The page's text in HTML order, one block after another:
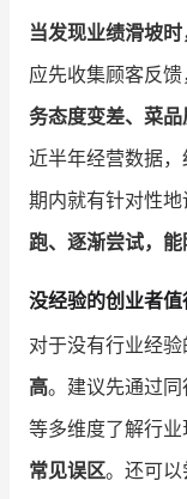
当发现业绩滑坡
应先收集顾客反馈
务态度变差、菜品
近半年经营数据
期内就有针对性地
跑、逐渐尝试，
没经验的创业者值
对于没有行业经验
高。建议先通过
等多维度了解行业
常见误区。还可